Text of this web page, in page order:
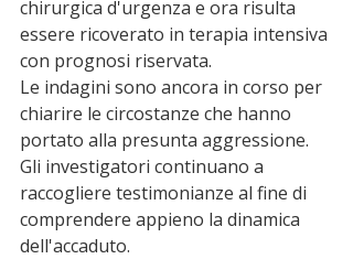
chirurgica d'urgenza e ora risulta
essere ricoverato in terapia intensiva
con prognosi riservata.
Le indagini sono ancora in corso per
chiarire le circostanze che hanno
portato alla presunta aggressione.
Gli investigatori continuano a
raccogliere testimonianze al fine di
comprendere appieno la dinamica
dell'accaduto.